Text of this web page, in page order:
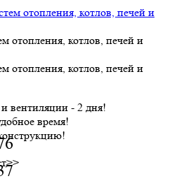
отопления, котлов, печей и
отопления, котлов, печей и
вентиляции - 2 дня!
время!